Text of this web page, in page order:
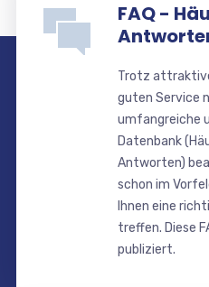
FAQ -
Trotz
guten Service
umfangreiche
Datenbank
Antworten)
schon im
Ihnen eine
treffen. Diese
publiziert.